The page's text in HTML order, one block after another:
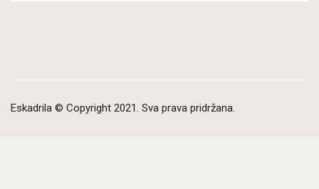
Eskadrila © Copyright 2021. Sva prava pridržana.